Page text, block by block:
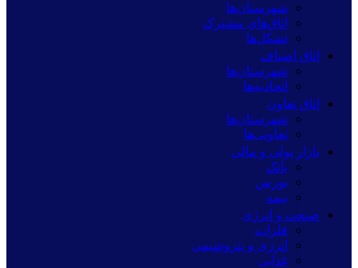
شهرستان‌ها
اتاق‌های مشترک
تشکل‌ها
اتاق اصناف
شهرستان‌ها
اتحادیه‌ها
اتاق تعاون
شهرستان‌ها
تعاونی‌ها
بازار پولی و مالی
بانک
بورس
بیمه
صنعت و انرژی
فلزات
انرژی و پتروشیمی
غذایی